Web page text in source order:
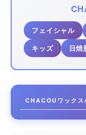
フェイシャル
キッズ
日焼
CHACOUワックス